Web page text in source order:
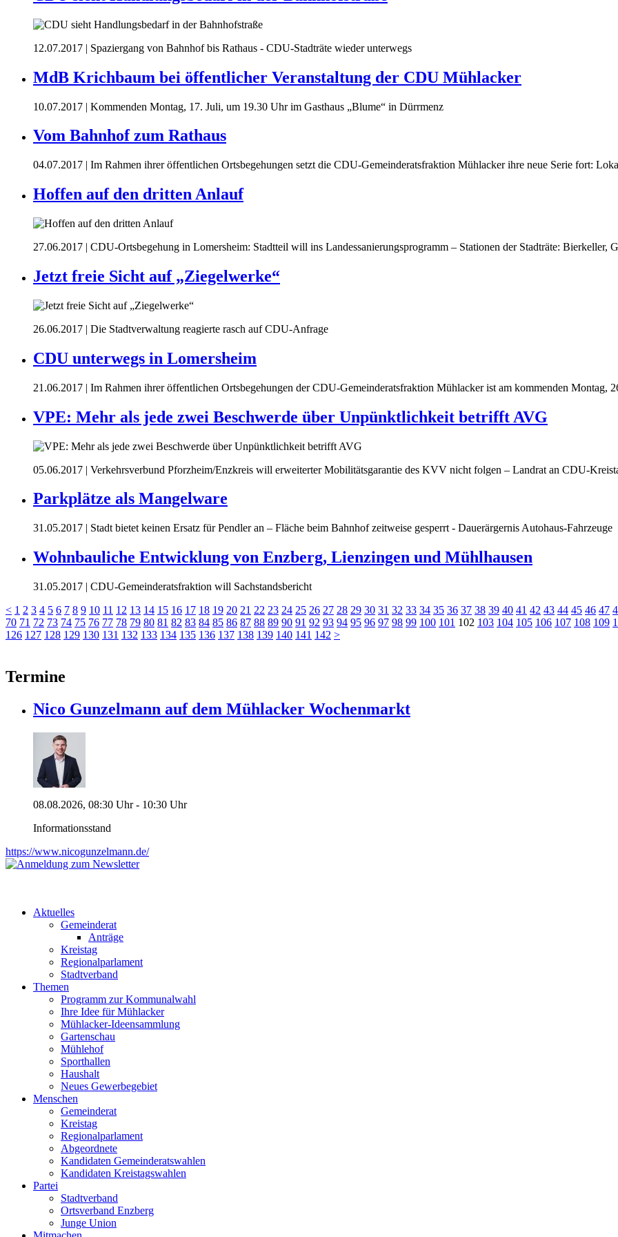
12.07.2017 | Spaziergang von Bahnhof bis Rathaus - CDU-Stadträte wieder unterwegs
MdB Krichbaum bei öffentlicher Veranstaltung der CDU Mühlacker
10.07.2017 | Kommenden Montag, 17. Juli, um 19.30 Uhr im Gasthaus „Blume“ in Dürrmenz
Vom Bahnhof zum Rathaus
04.07.2017 | Im Rahmen ihrer öffentlichen Ortsbegehungen setzt die CDU-Gemeinderatsfraktion Mühlacker ihre neue Serie fort:
Hoffen auf den dritten Anlauf
27.06.2017 | CDU-Ortsbegehung in Lomersheim: Stadtteil will ins Landessanierungsprogramm – Stationen der Stadträte: Bierkeller,
Jetzt freie Sicht auf „Ziegelwerke“
26.06.2017 | Die Stadtverwaltung reagierte rasch auf CDU-Anfrage
CDU unterwegs in Lomersheim
21.06.2017 | Im Rahmen ihrer öffentlichen Ortsbegehungen der CDU-Gemeinderatsfraktion Mühlacker ist am kommenden Montag,
VPE: Mehr als jede zwei Beschwerde über Unpünktlichkeit betrifft AVG
05.06.2017 | Verkehrsverbund Pforzheim/Enzkreis will erweiterter Mobilitätsgarantie des KVV nicht folgen – Landrat an CDU-
Parkplätze als Mangelware
31.05.2017 | Stadt bietet keinen Ersatz für Pendler an – Fläche beim Bahnhof zeitweise gesperrt - Dauerärgernis Autohaus-Fahrzeuge
Wohnbauliche Entwicklung von Enzberg, Lienzingen und Mühlhausen
31.05.2017 | CDU-Gemeinderatsfraktion will Sachstandsbericht
< 1 2 3 4 5 6 7 8 9 10 11 12 13 14 15 16 17 18 19 20 21 22 23 24 25 26 27 28 29 30 31 32 33 34 35 36 37 38 39 40 41 42 43 44 45 46 47
70 71 72 73 74 75 76 77 78 79 80 81 82 83 84 85 86 87 88 89 90 91 92 93 94 95 96 97 98 99 100 101 102 103 104 105 106 107 108 109
126 127 128 129 130 131 132 133 134 135 136 137 138 139 140 141 142 >
Termine
Nico Gunzelmann auf dem Mühlacker Wochenmarkt
08.08.2026, 08:30 Uhr - 10:30 Uhr
Informationsstand
https://www.nicogunzelmann.de/
Aktuelles
Gemeinderat
Anträge
Kreistag
Regionalparlament
Stadtverband
Themen
Programm zur Kommunalwahl
Ihre Idee für Mühlacker
Mühlacker-Ideensammlung
Gartenschau
Mühlehof
Sporthallen
Haushalt
Neues Gewerbegebiet
Menschen
Gemeinderat
Kreistag
Regionalparlament
Abgeordnete
Kandidaten Gemeinderatswahlen
Kandidaten Kreistagswahlen
Partei
Stadtverband
Ortsverband Enzberg
Junge Union